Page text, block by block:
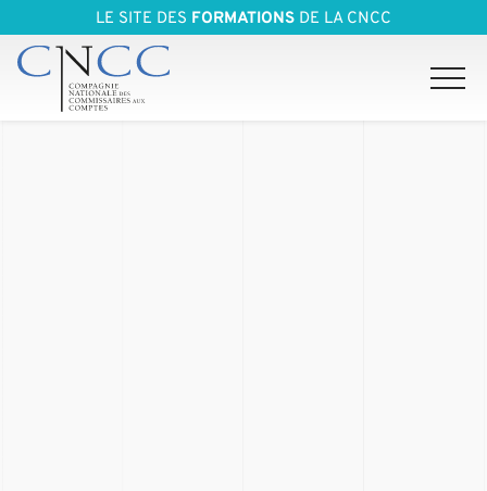
LE SITE DES FORMATIONS DE LA CNCC